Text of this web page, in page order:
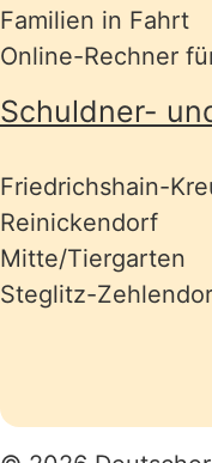
Familien in Fahrt
Online-Rechner
Schuldner-
Friedrichshain-
Reinickendorf
Mitte/Tiergarten
Steglitz-